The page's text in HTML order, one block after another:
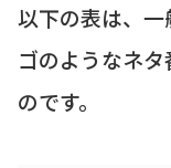
以下の表は、
ゴのようなネ
のです。